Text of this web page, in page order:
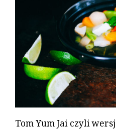
Tom Yum Jai czyli